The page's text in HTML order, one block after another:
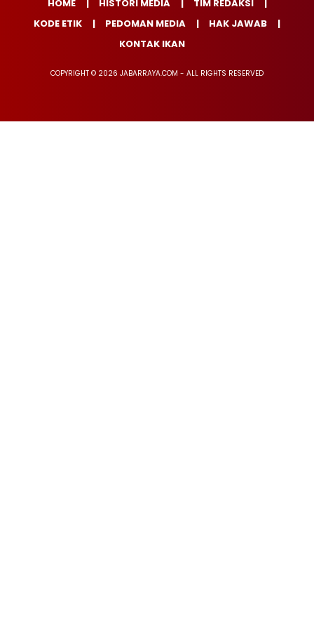
HOME HISTORI MEDIA
TIM REDAKSI
KODE ETIK
PEDOMAN MEDIA
HAK JAWAB
KONTAK IKAN
COPYRIGHT © 2026 JABARRAYA.COM - ALL RIGHTS RESERVED